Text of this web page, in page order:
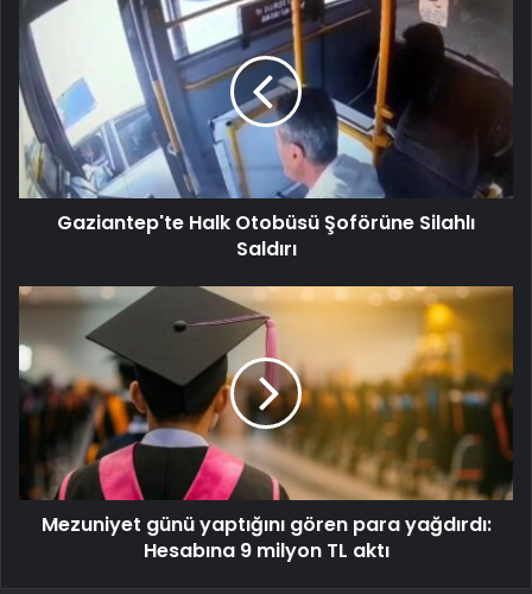
Gaziantep'te Halk Otobüsü Şoförüne Silahlı
Saldırı
Mezuniyet günü yaptığını gören para yağdırdı:
Hesabına 9 milyon TL aktı